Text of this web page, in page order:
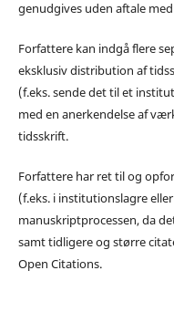
genudgives uden aftale
Forfattere kan indgå flere
eksklusiv distribution af
(f.eks. sende det til et
med en anerkendelse af
tidsskrift.
Forfattere har ret til og
(f.eks. i institutionslagre
manuskriptprocessen, da
samt tidligere og større
Open Citations.